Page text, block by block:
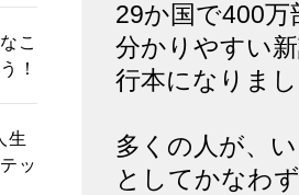
29か国で400
分かりやすい
行本になりま
多くの人が、
としてかなわ
こ
！
生
ッ